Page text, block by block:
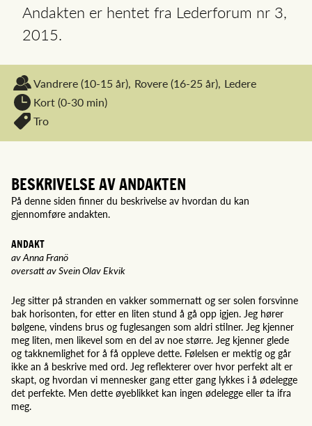
Andakten er hentet fra Lederforum nr 3,
2015.
Vandrere(10-15 år), Rovere(16-25 år), Ledere
Kort (0-30 min)
Tro
BESKRIVELSE AV ANDAKTEN
På denne siden finner du beskrivelse av hvordan du kan
gjennomføre andakten.
ANDAKT
av Anna Franö
oversatt av Svein Olav Ekvik
Jeg sitter på stranden en vakker sommernatt og ser solen forsvinne
bak horisonten, for etter en liten stund å gå opp igjen. Jeg hører
bølgene, vindens brus og fuglesangen som aldri stilner. Jeg kjenner
meg liten, men likevel som en del av noe større. Jeg kjenner glede
og takknemlighet for å få oppleve dette. Følelsen er mektig og går
ikke an å beskrive med ord. Jeg reflekterer over hvor perfekt alt er
skapt, og hvordan vi mennesker gang etter gang lykkes i å ødelegge
det perfekte. Men dette øyeblikket kan ingen ødelegge eller ta ifra
meg.